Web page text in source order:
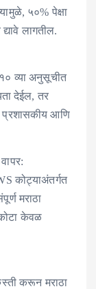
५०% पेक्षा
लागतील.
व्या अनुसूचीत
देईल, तर
प्रशासकीय आणि
कोट्याअंतर्गत
मराठा
केवळ
करून मराठा